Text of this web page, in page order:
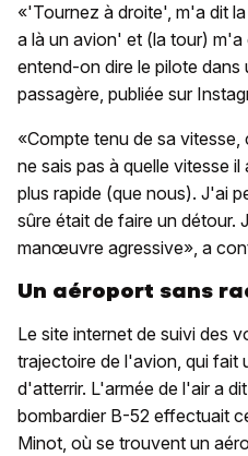
«'Tournez à droite', m'a dit
a là un avion' et (la tour)
entend-on dire le pilote dans
passagère, publiée sur
«Compte tenu de sa
ne sais pas à quelle vitesse
plus rapide (que nous). J'ai
sûre était de faire un détour.
manœuvre agressive», a
Un aéroport sans
Le site internet de suivi des
trajectoire de l'avion, qui fait
d'atterrir. L'armée de l'air a
bombardier B-52 effectuait
Minot, où se trouvent un